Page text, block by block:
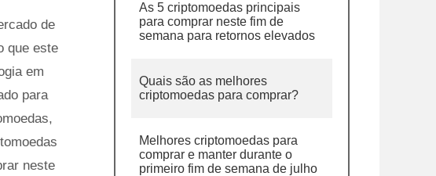
de
que este
em
para
neste
As 5 criptomoedas principais
para comprar neste fim de
semana para retornos elevados
Quais são as melhores
criptomoedas para comprar?
Melhores criptomoedas para
comprar e manter durante o
primeiro fim de semana de julho